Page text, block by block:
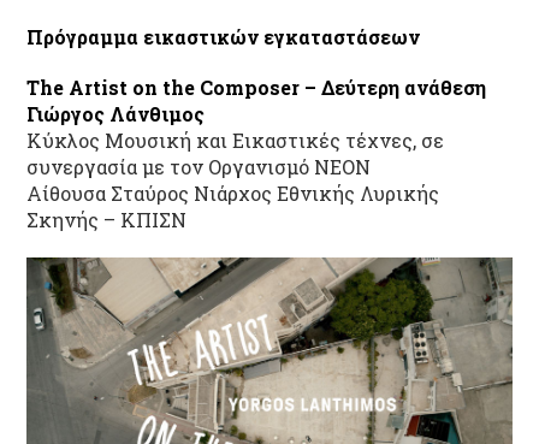
Πρόγραμμα εικαστικών εγκαταστάσεων
The Artist on the Composer – Δεύτερη ανάθεση
Γιώργος Λάνθιμος
Κύκλος Μουσική και Εικαστικές τέχνες, σε
συνεργασία με τον Οργανισμό ΝΕΟΝ
Αίθουσα Σταύρος Νιάρχος Εθνικής Λυρικής
Σκηνής – ΚΠΙΣΝ